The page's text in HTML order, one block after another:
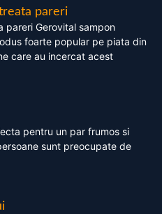
pareri
pareri Gerovital sampon
foarte popular pe piata din
care au incercat acest
pentru un par frumos si
sunt preocupate de